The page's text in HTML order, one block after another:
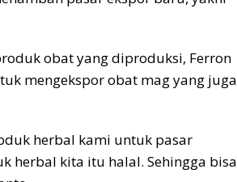
obat yang diproduksi, Ferron
mengekspor obat mag yang juga
herbal kami untuk pasar
herbal kita itu halal. Sehingga bisa